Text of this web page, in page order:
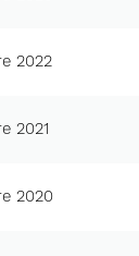
2022
2021
2020